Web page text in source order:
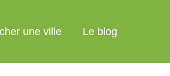
une ville Le blog